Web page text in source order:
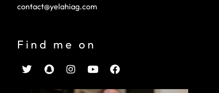
contact@yelahiag.com
Find me on